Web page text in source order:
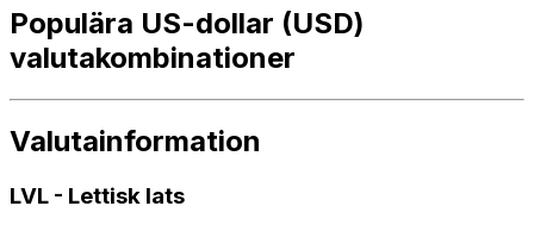
Populära US-dollar (USD)
valutakombinationer
Valutainformation
LVL - Lettisk lats